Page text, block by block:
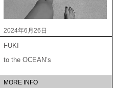
2024年6月26日
FUKI
to the OCEAN’s
MORE INFO